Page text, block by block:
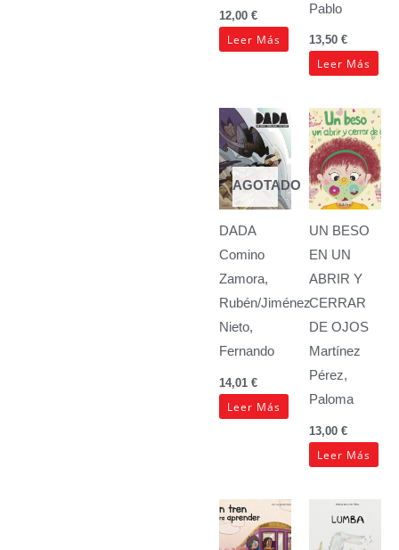
12,00 €
Leer Más
Pablo
13,50 €
Leer Más
AGOTADO
DADA
Comino
Zamora,
Rubén/Jiménez
Nieto,
Fernando
14,01 €
Leer Más
UN BESO
EN UN
ABRIR Y
CERRAR
DE OJOS
Martínez
Pérez,
Paloma
13,00 €
Leer Más